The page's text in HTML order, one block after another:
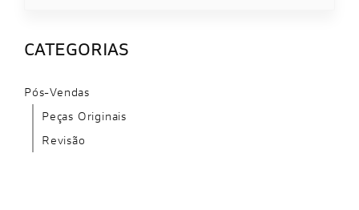
CATEGORIAS
Pós-Vendas
Peças Originais
Revisão